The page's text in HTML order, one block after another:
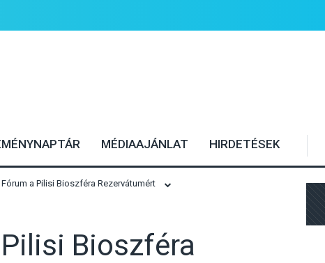
MÉDIAAJÁNLAT HIRDETÉSEK
a Pilisi Bioszféra Rezervátumért
Bioszféra